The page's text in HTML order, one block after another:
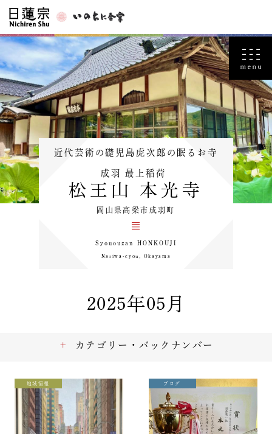
近代芸術の礎児島虎次郎の眠るお寺
成羽 最上稲荷
松王山 本光寺
岡山県高梁市成羽町
Syououzan HONKOUJI
Nariwa-cyou, Okayama
2025年05月
地域情報 ブログ
カテゴリー・バックナンバー